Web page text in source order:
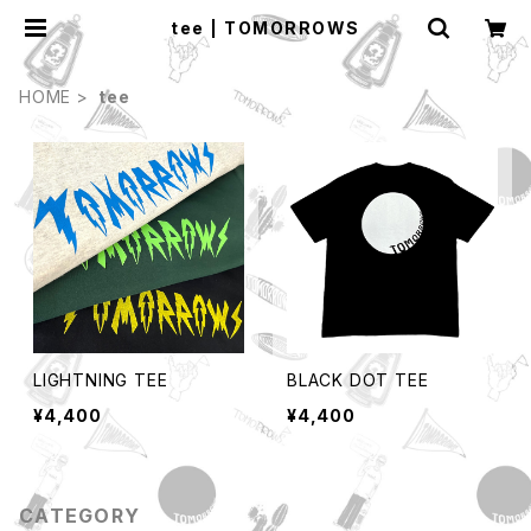
tee | TOMORROWS
HOME tee
LIGHTNING TEE
¥4,400
BLACK DOT TEE
¥4,400
CATEGORY